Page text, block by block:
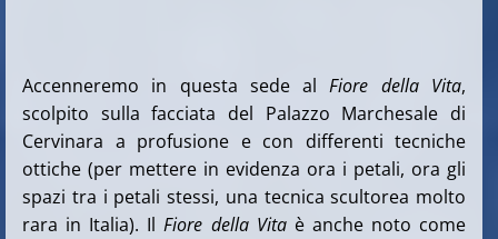
Accenneremo in questa sede alFiore della Vita,
scolpito sulla facciata del Palazzo Marchesale di
Cervinara a profusione e con differenti tecniche
ottiche (per mettere in evidenza ora i petali, ora gli
spazi tra i petali stessi, una tecnica scultorea molto
rara in Italia). IlFiore della Vita è anche noto come